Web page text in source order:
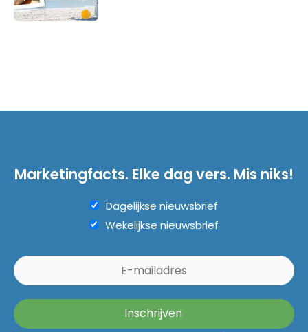
Marketingfacts. Elke dag vers. Mis niks!
Dagelijkse nieuwsbrief
Wekelijkse nieuwsbrief